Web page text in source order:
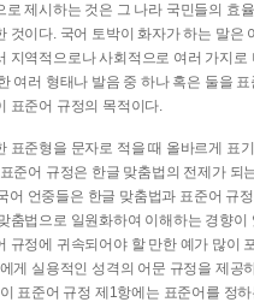
로 제시하는 것은 그 나라 국민들의 효
것이다. 국어 토박이 화자가 하는 말은
지역적으로나 사회적으로 여러 가지로
여러 형태나 발음 중 하나 혹은 둘을 표
표준어 규정의 목적이다.
표준형을 문자로 적을 때 올바르게 표
준어 규정은 한글 맞춤법의 전제가 되
어 언중들은 한글 맞춤법과 표준어 규정
춤법으로 일원화하여 이해하는 경향이
규정에 귀속되어야 할 만한 예가 많이
게 실용적인 성격의 어문 규정을 제공
표준어 규정 제1항에는 표준어를 정